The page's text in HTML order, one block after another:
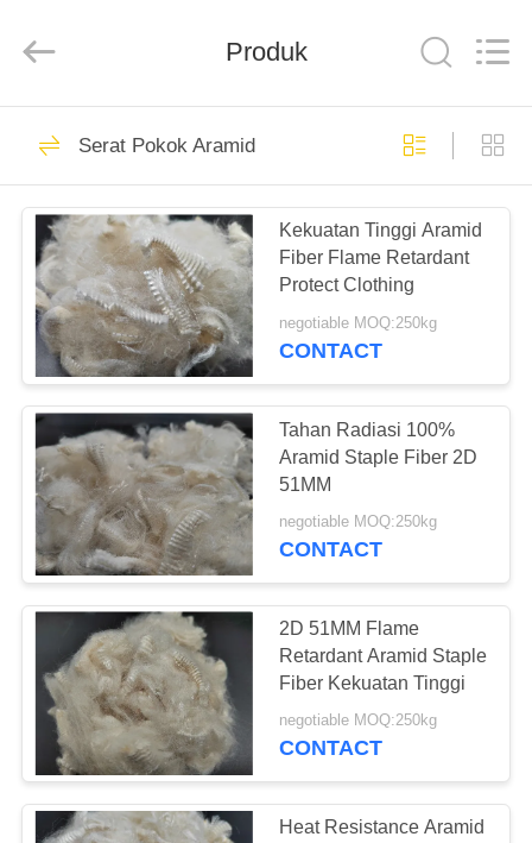
RUMAH
PRODUK
VIDEO
TENTANG
KAMI
TUR
PABRIK
KONTROL
KUALITAS
HUBUNGI
KAMI
BERITA
IMP&EXP
CO.LTD.
PSF Polyester
Staple Fiber
Serat Serat
Polyester Meleleh
Rendah
15
Serat Poliester
Kationik
Produk
Serat Pokok Aramid
Kekuatan Tinggi Aramid
Fiber Flame Retardant
Protect Clothing
negotiable MOQ:250kg
CONTACT
Tahan Radiasi 100%
Aramid Staple Fiber 2D
51MM
negotiable MOQ:250kg
CONTACT
2D 51MM Flame
Retardant Aramid Staple
Fiber Kekuatan Tinggi
negotiable MOQ:250kg
CONTACT
Heat Resistance Aramid